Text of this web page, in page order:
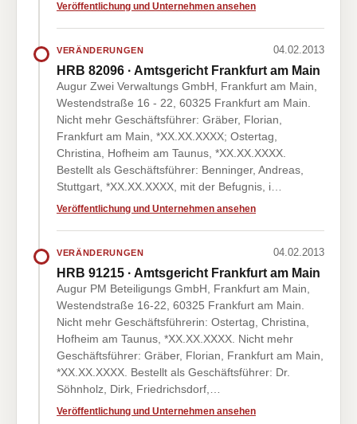
Veröffentlichung und Unternehmen ansehen
VERÄNDERUNGEN 04.02.2013
HRB 82096 · Amtsgericht Frankfurt am Main
Augur Zwei Verwaltungs GmbH, Frankfurt am Main,
Westendstraße 16 - 22, 60325 Frankfurt am Main.
Nicht mehr Geschäftsführer: Gräber, Florian,
Frankfurt am Main, *XX.XX.XXXX; Ostertag,
Christina, Hofheim am Taunus, *XX.XX.XXXX.
Bestellt als Geschäftsführer: Benninger, Andreas,
Stuttgart, *XX.XX.XXXX, mit der Befugnis, i…
Veröffentlichung und Unternehmen ansehen
VERÄNDERUNGEN 04.02.2013
HRB 91215 · Amtsgericht Frankfurt am Main
Augur PM Beteiligungs GmbH, Frankfurt am Main,
Westendstraße 16-22, 60325 Frankfurt am Main.
Nicht mehr Geschäftsführerin: Ostertag, Christina,
Hofheim am Taunus, *XX.XX.XXXX. Nicht mehr
Geschäftsführer: Gräber, Florian, Frankfurt am Main,
*XX.XX.XXXX. Bestellt als Geschäftsführer: Dr.
Söhnholz, Dirk, Friedrichsdorf,…
Veröffentlichung und Unternehmen ansehen